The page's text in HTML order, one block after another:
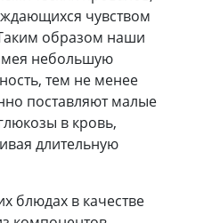
чувством
образом наши
небольшую
тем не менее
поставляют малые
в кровь,
длительную
блюдах в качестве